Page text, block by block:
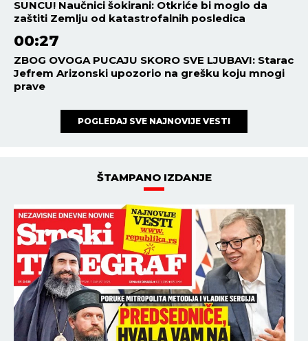
SUNCU! Naučnici šokirani: Otkriće bi moglo da
zaštiti Zemlju od katastrofalnih posledica
00:27
ZBOG OVOGA PUCAJU SKORO SVE LJUBAVI: Starac
Jefrem Arizonski upozorio na grešku koju mnogi
prave
POGLEDAJ SVE NAJNOVIJE VESTI
ŠTAMPANO IZDANJE